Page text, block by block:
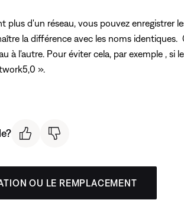
plus d'un réseau, vous pouvez enregistrer
la différence avec les noms
à l'autre. Pour éviter cela, par exemple ,
».
OU LE REMPLACEMENT